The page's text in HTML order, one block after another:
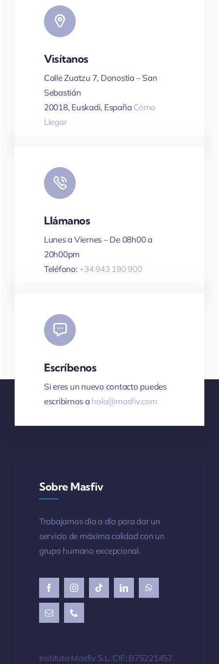
|Map tiles byCARTO
OpenStreetMap, under ODbL.
Visítanos
Calle Zuatzu 7, Donostia – San
Sebastián
20018, Euskadi, España Cómo
Llegar
Llámanos
Lunes a Viernes – De 08h00 a
20h00pm
Teléfono: +34 943 190 900
Escríbenos
Si eres un nuevo contacto puedes
escribirnos a hola@masfiv.com
Sobre Masfiv
Trabajamos día a día para dar un
servicio de máxima calidad con un
grupo humano excepcional.
Instituto Masfiv S.L. CIF: B75221457